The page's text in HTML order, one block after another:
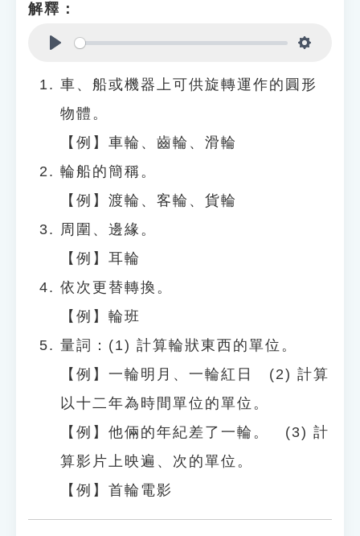
解釋：
車、船或機器上可供旋轉運作的圓形
物體。
【例】車輪、齒輪、滑輪
輪船的簡稱。
【例】渡輪、客輪、貨輪
周圍、邊緣。
【例】耳輪
依次更替轉換。
【例】輪班
量詞：(1) 計算輪狀東西的單位。
【例】一輪明月、一輪紅日 (2) 計算
以十二年為時間單位的單位。
【例】他倆的年紀差了一輪。 (3) 計
算影片上映遍、次的單位。
【例】首輪電影